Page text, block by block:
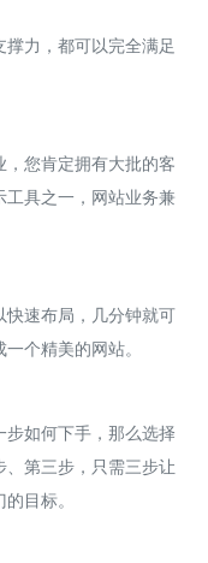
力，都可以完全满足
您肯定拥有大批的客
工具之一，网站业务兼
快速布局，几分钟就可
个精美的网站。
如何下手，那么选择
第三步，只需三步让
目标。